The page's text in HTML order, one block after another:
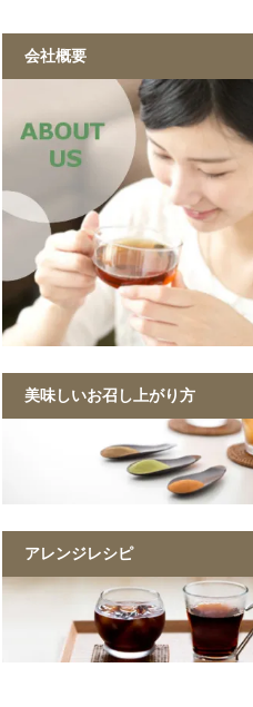
会社概要
美味しいお召し上がり方
アレンジレシピ